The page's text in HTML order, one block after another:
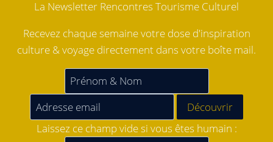
La Newsletter Rencontres Tourisme Culturel
Recevez chaque semaine votre dose d'inspiration
culture & voyage directement dans votre boîte mail.
Laissez ce champ vide si vous êtes humain :